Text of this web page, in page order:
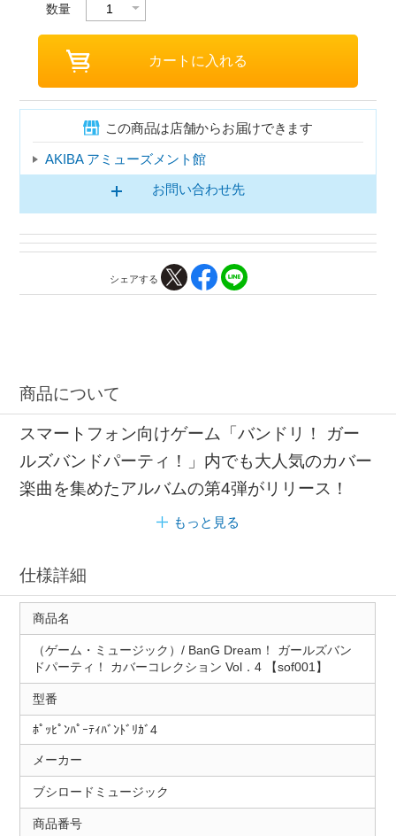
数量
この商品は店舗からお届けできます
AKIBA アミューズメント館
お問い合わせ先
シェアする
商品について
スマートフォン向けゲーム「バンドリ！ ガー
ルズバンドパーティ！」内でも大人気のカバー
楽曲を集めたアルバムの第4弾がリリース！
もっと見る
仕様詳細
商品名
（ゲーム・ミュージック）/ BanG Dream！ ガールズバン
ドパーティ！ カバーコレクション Vol．4 【sof001】
型番
ﾎﾟｯﾋﾟﾝﾊﾟｰﾃｨﾊﾞﾝﾄﾞﾘｶﾞ4
メーカー
ブシロードミュージック
商品番号